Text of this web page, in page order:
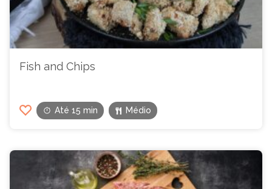
Fish and Chips
Até 15 min Médio